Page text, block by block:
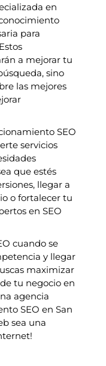
en
para
a mejorar tu
sino
las mejores
SEO
servicios
que estés
llegar a
o fortalecer tu
en SEO
cuando se
y llegar
maximizar
tu negocio en
agencia
SEO en San
sea una